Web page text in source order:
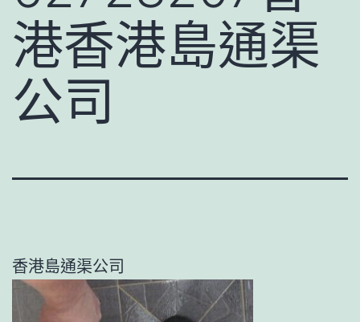
港香港島通渠
公司
香港島通渠公司